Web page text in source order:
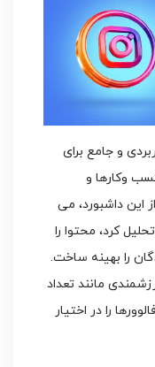
و جامع برای
وکارها و
این داشبورد، می
کرد، محتوا را
را بهینه ساخت.
مانند تعداد
را در اختیار